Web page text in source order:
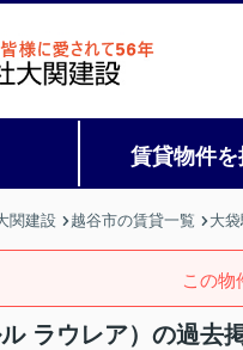
賃貸物件を
関建設 越谷市の賃貸一覧 大袋
この物
ラウレア）の過去